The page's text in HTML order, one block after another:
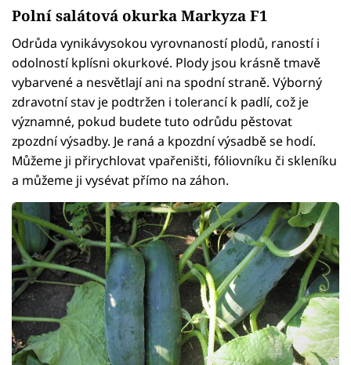
Polní salátová okurka Markyza F1
Odrůda vynikávysokou vyrovnaností plodů, raností i
odolností kplísni okurkové. Plody jsou krásně tmavě
vybarvené a nesvětlají ani na spodní straně. Výborný
zdravotní stav je podtržen i tolerancí k padlí, což je
významné, pokud budete tuto odrůdu pěstovat
zpozdní výsadby. Je raná a kpozdní výsadbě se hodí.
Můžeme ji přirychlovat vpařeništi, fóliovníku či skleníku
a můžeme ji vysévat přímo na záhon.